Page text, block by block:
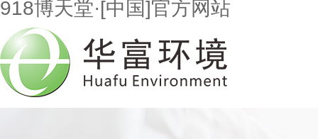
918博天堂·[中国]官方网站